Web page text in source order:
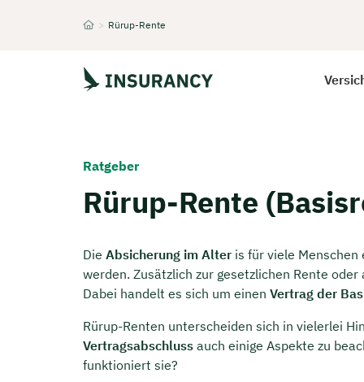
> Rürup-Rente
Ratgeber
Rürup-Rente
Die Absicherung im Alter is für viele
werden. Zusätzlich zur gesetzlichen Rente
Dabei handelt es sich um einen Vertrag der
Rürup-Renten unterscheiden sich in vielerlei
Vertragsabschluss auch einige Aspekte zu
funktioniert sie?